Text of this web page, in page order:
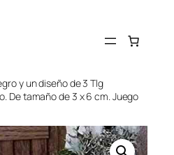
y un diseño de 3 Tlg
De tamaño de 3 x 6 cm. Juego